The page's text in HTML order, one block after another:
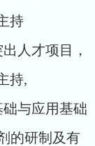
持
人才项目，
持,
与应用基础
的研制及有